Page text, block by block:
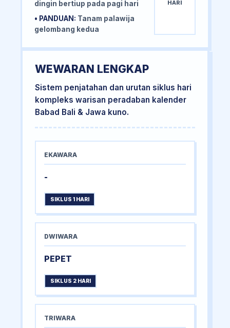
dingin bertiup pada pagi hari
• PANDUAN: Tanam palawija
gelombang kedua
HARI
WEWARAN LENGKAP
Sistem penjatahan dan urutan siklus hari
kompleks warisan peradaban kalender
Babad Bali & Jawa kuno.
EKAWARA
-
SIKLUS 1 HARI
DWIWARA
PEPET
SIKLUS 2 HARI
TRIWARA